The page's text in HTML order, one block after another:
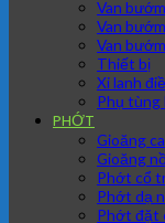
Van
Van
Van
Thiết bị
Xi lanh
Phụ tùng
PHỚT
Gioăng
Gioăng
Phớt cổ
Phớt dạ
Phớt đặt